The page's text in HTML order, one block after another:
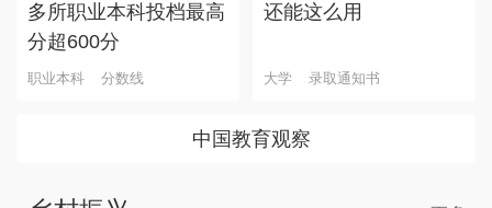
多所职业本科投档最高
分超600分
职业本科 分数线
还能这么用
大学 录取通知书
中国教育观察